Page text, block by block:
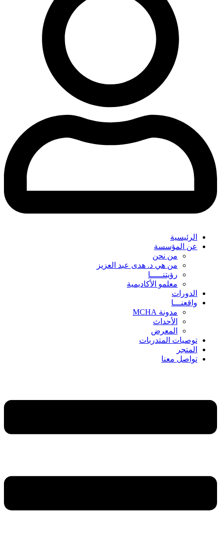
الرئيسية
عن المؤسسة
من نحن
من هي د. هدى عبد العزيز
رؤيتنـــــا
معلمو الأكاديمية
الدورات
واقعنـــا
مدونة MCHA
الأحداث
المعرض
توصيات المتدربات
المتجر
تواصل معنا